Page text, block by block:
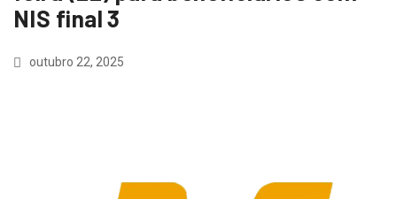
NIS final 3
outubro 22, 2025